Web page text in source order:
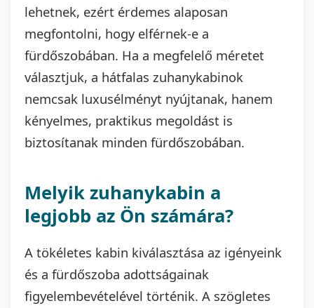
lehetnek, ezért érdemes alaposan
megfontolni, hogy elférnek-e a
fürdőszobában. Ha a megfelelő méretet
választjuk, a hátfalas zuhanykabinok
nemcsak luxusélményt nyújtanak, hanem
kényelmes, praktikus megoldást is
biztosítanak minden fürdőszobában.
Melyik zuhanykabin a
legjobb az Ön számára?
A tökéletes kabin kiválasztása az igényeink
és a fürdőszoba adottságainak
figyelembevételével történik. A szögletes